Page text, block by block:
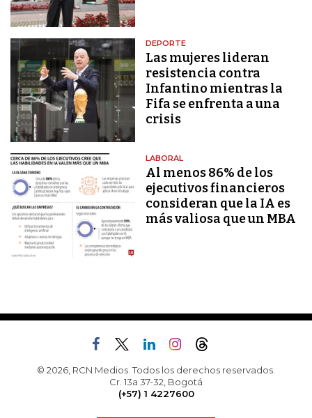
DEPORTE
Las mujeres lideran
resistencia contra
Infantino mientras la
Fifa se enfrenta a una
crisis
LABORAL
Al menos 86% de los
ejecutivos financieros
consideran que la IA es
más valiosa que un MBA
© 2026, RCN Medios. Todos los derechos reservados.
Cr. 13a 37-32, Bogotá
(+57) 1 4227600